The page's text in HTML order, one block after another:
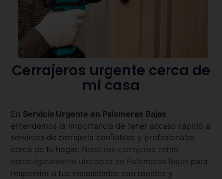
Cerrajeros urgente cerca de
mi casa
En Servicio Urgente en Palomeras Bajas
entendemos la importancia de tener acceso rápido a
servicios de cerrajería confiables y profesionales
cerca de tu hogar. Nuestros cerrajeros están
estratégicamente ubicados en Palomeras Bajas para
responder a tus necesidades con rapidez y